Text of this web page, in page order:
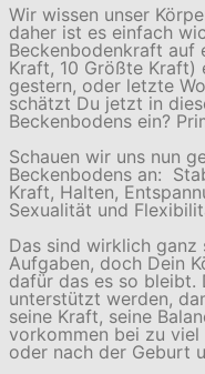
Wir wissen unser
daher ist es einfach
Beckenbodenkraft auf
Kraft, 10 Größte Kraft)
gestern, oder letzte
schätzt Du jetzt in
Beckenbodens ein?
Schauen wir uns nun
Beckenbodens an:
Kraft, Halten,
Sexualität und
Das sind wirklich
Aufgaben, doch Dein
dafür das es so bleibt.
unterstützt werden,
seine Kraft, seine
vorkommen bei zu viel
oder nach der Geburt